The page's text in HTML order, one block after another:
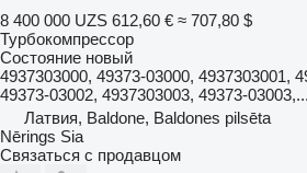
8 400 000 UZS 612,60 € ≈ 707,80 $
Турбокомпрессор
Состояние новый
4937303000, 49373-03000, 4937303001,
49373-03002, 4937303003, 49373-03003,...
Латвия, Baldone, Baldones pilsēta
Nērings Sia
Связаться с продавцом